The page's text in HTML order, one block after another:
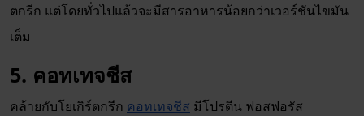
ตกรีก แต่โดยทั่วไปแล้วจะมีสารอาหารน้อยกว่าเวอร์ชันไขมัน
เต็ม
5. คอทเทจชีส
คล้ายกับโยเกิร์ตกรีก คอทเทจชีส มีโปรตีน ฟอสฟอรัส